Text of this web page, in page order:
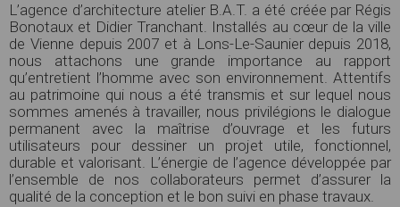
L’agence d’architecture atelier B.A.T. a été créée par Régis
Bonotaux et Didier Tranchant. Installés au cœur de la ville
de Vienne depuis 2007 et à Lons-Le-Saunier depuis 2018,
nous attachons une grande importance au rapport
qu’entretient l’homme avec son environnement. Attentifs
au patrimoine qui nous a été transmis et sur lequel nous
sommes amenés à travailler, nous privilégions le dialogue
permanent avec la maîtrise d’ouvrage et les futurs
utilisateurs pour dessiner un projet utile, fonctionnel,
durable et valorisant. L’énergie de l’agence développée par
l’ensemble de nos collaborateurs permet d’assurer la
qualité de la conception et le bon suivi en phase travaux.